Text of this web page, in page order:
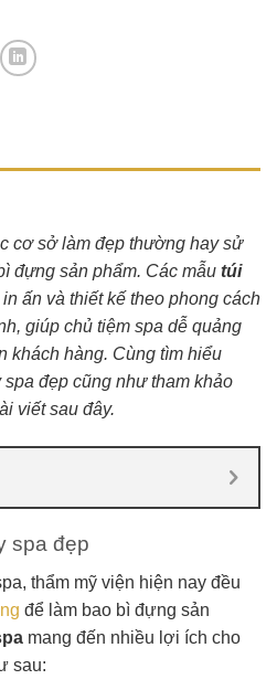
cơ sở làm đẹp thường hay sử
đựng sản phẩm. Các mẫu túi
ấn và thiết kế theo phong cách
giúp chủ tiệm spa dễ quảng
khách hàng. Cùng tìm hiểu
đẹp cũng như tham khảo
viết sau đây.
spa đẹp
thẩm mỹ viện hiện nay đều
để làm bao bì đựng sản
mang đến nhiều lợi ích cho
sau: